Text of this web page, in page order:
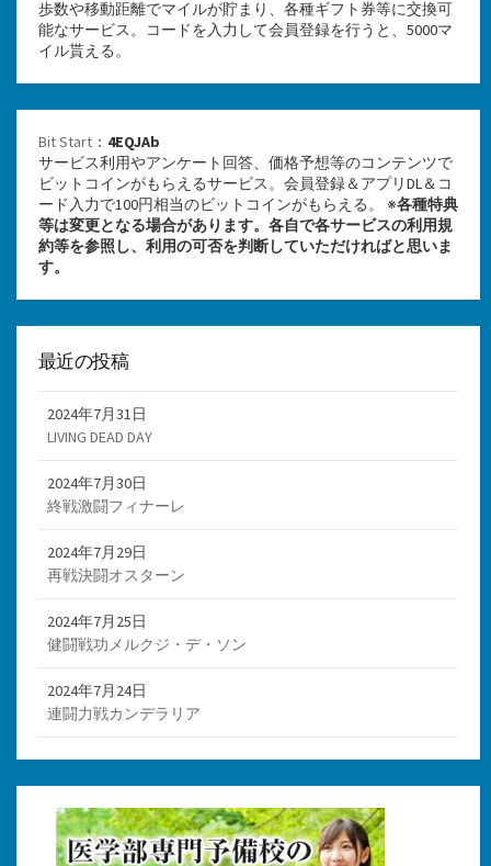
歩数や移動距離でマイルが貯まり、各種ギフト券等に交換可
能なサービス。コードを入力して会員登録を行うと、5000マ
イル貰える。
Bit Start ： 4EQJAb
サービス利用やアンケート回答、価格予想等のコンテンツで
ビットコインがもらえるサービス。会員登録＆アプリDL＆コ
ード入力で100円相当のビットコインがもらえる。 ※各種特典
等は変更となる場合があります。各自で各サービスの利用規
約等を参照し、利用の可否を判断していただければと思いま
す。
最近の投稿
2024年7月31日
LIVING DEAD DAY
2024年7月30日
終戦激闘フィナーレ
2024年7月29日
再戦決闘オスターン
2024年7月25日
健闘戦功メルクジ・デ・ソン
2024年7月24日
連闘力戦カンデラリア